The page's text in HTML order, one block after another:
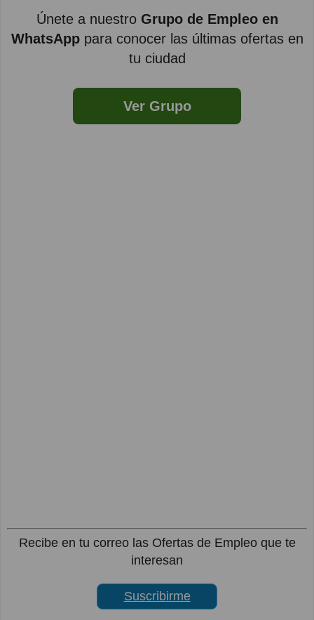
Únete a nuestro Grupo de Empleo en
WhatsApppara conocer las últimas ofertas en
tu ciudad
Ver Grupo
Recibe en tu correo las Ofertas de Empleo que te
interesan
Suscribirme